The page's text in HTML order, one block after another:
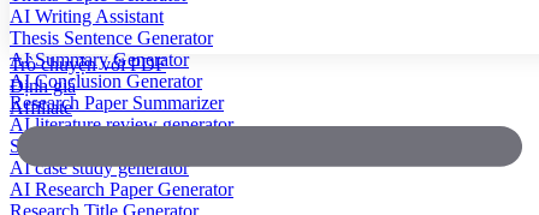
AI Writing Assistant
Thesis Sentence Generator
AI Summary Generator
AI Conclusion Generator
Research Paper Summarizer
AI literature review generator
Scientific Paper Summarizer
AI case study generator
AI Research Paper Generator
Research Title Generator
Trò chuyện với PDF
Định giá
Affiliate